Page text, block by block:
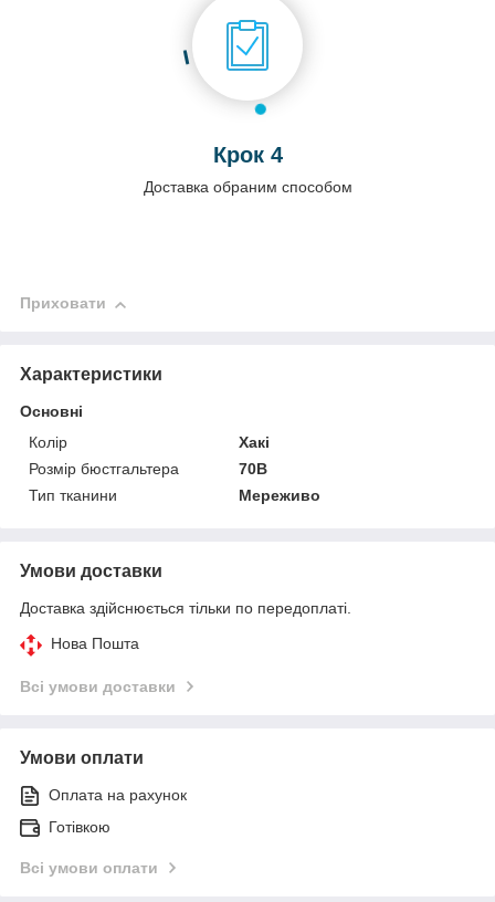
Крок 4
Доставка обраним способом
Приховати
Характеристики
Основні
Колір
Хакі
Розмір бюстгальтера
70B
Тип тканини
Мереживо
Умови доставки
Доставка здійснюється тільки по передоплаті.
Нова Пошта
Всі умови доставки
Умови оплати
Оплата на рахунок
Готівкою
Всі умови оплати